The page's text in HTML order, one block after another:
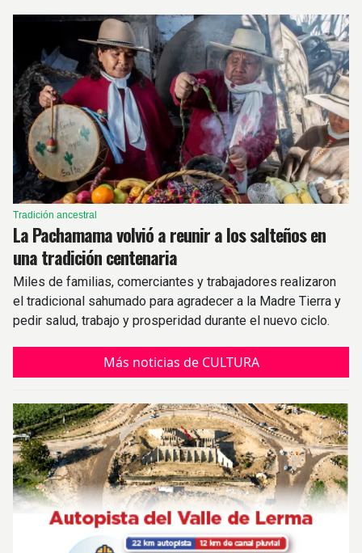
Tradición ancestral
La Pachamama volvió a reunir a los salteños en
una tradición centenaria
Miles de familias, comerciantes y trabajadores realizaron
el tradicional sahumado para agradecer a la Madre Tierra y
pedir salud, trabajo y prosperidad durante el nuevo ciclo.
Más noticias de CULTURA